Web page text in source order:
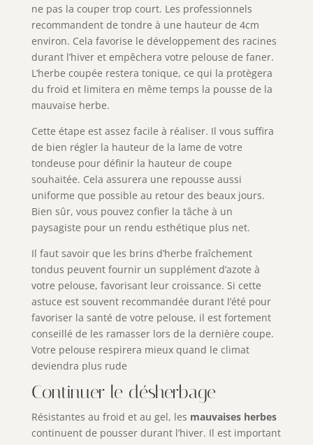
ne pas la couper trop court. Les professionnels
recommandent de tondre à une hauteur de 4cm
environ. Cela favorise le développement des racines
durant l’hiver et empêchera votre pelouse de faner.
L’herbe coupée restera tonique, ce qui la protègera
du froid et limitera en même temps la pousse de la
mauvaise herbe.
Cette étape est assez facile à réaliser. Il vous suffira
de bien régler la hauteur de la lame de votre
tondeuse pour définir la hauteur de coupe
souhaitée. Cela assurera une repousse aussi
uniforme que possible au retour des beaux jours.
Bien sûr, vous pouvez confier la tâche à un
paysagiste pour un rendu esthétique plus net.
Il faut savoir que les brins d’herbe fraîchement
tondus peuvent fournir un supplément d’azote à
votre pelouse, favorisant leur croissance. Si cette
astuce est souvent recommandée durant l’été pour
favoriser la santé de votre pelouse, il est fortement
conseillé de les ramasser lors de la dernière coupe.
Votre pelouse respirera mieux quand le climat
deviendra plus rude
Continuer le désherbage
Résistantes au froid et au gel, les mauvaises herbes
continuent de pousser durant l’hiver. Il est important